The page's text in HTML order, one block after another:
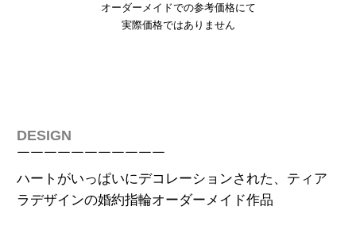
オーダーメイドでの参考価格にて
実際価格ではありません
DESIGN
￣￣￣￣￣￣￣￣￣￣￣
ハートがいっぱいにデコレーションされた、ティア
ラデザインの婚約指輪オーダーメイド作品